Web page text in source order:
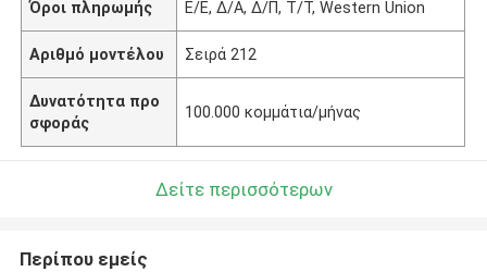
Όροι πληρωμής Ε/Ε, Δ/Α, Δ/Π, Τ/Τ, Western Union
Αριθμό μοντέλου Σειρά 212
Δυνατότητα προ
σφοράς
100.000 κομμάτια/μήνας
Δείτε περισσότερων
Περίπου εμείς